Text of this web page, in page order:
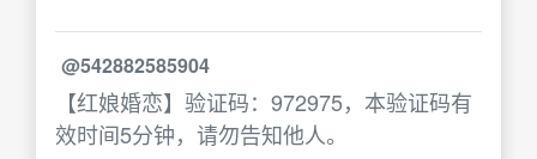
@542882585904
【红娘婚恋】验证码：972975，本验证码有
效时间5分钟，请勿告知他人。